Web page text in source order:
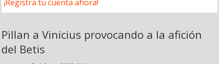
¡Registra tu cuenta ahora!
Pillan a Vinicius provocando a la afición
del Betis